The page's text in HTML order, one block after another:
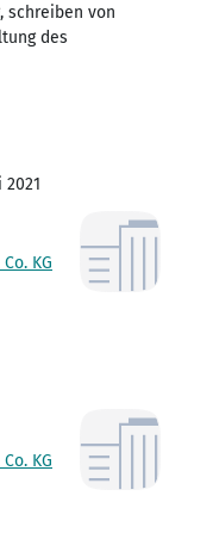
schreiben von
des
KG
KG